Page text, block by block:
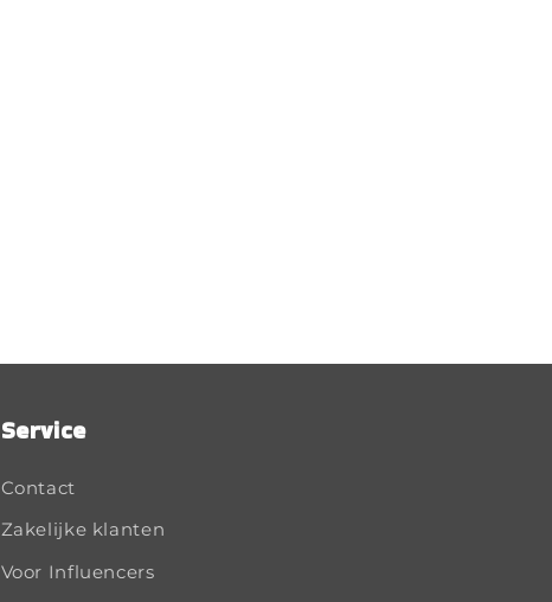
Service
Contact
Zakelijke klanten
Voor Influencers